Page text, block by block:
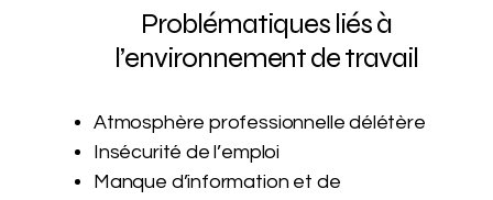
Problématiques liés à
l’environnement de travail
Atmosphère professionnelle délétère
Insécurité de l’emploi
Manque d’information et de